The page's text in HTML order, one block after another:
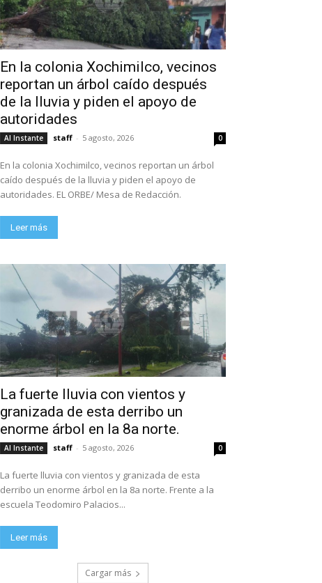
En la colonia Xochimilco, vecinos
reportan un árbol caído después
de la lluvia y piden el apoyo de
autoridades
Al Instante staff - 5 agosto, 2026 0
En la colonia Xochimilco, vecinos reportan un árbol
caído después de la lluvia y piden el apoyo de
autoridades. EL ORBE/ Mesa de Redacción.
Leer más
La fuerte lluvia con vientos y
granizada de esta derribo un
enorme árbol en la 8a norte.
Al Instante staff - 5 agosto, 2026 0
La fuerte lluvia con vientos y granizada de esta
derribo un enorme árbol en la 8a norte. Frente a la
escuela Teodomiro Palacios...
Leer más
Cargar más